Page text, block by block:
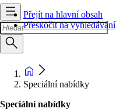
Přejít na hlavní obsah
Přeskočit na vyhledávání
Speciální nabídky
Speciální nabídky